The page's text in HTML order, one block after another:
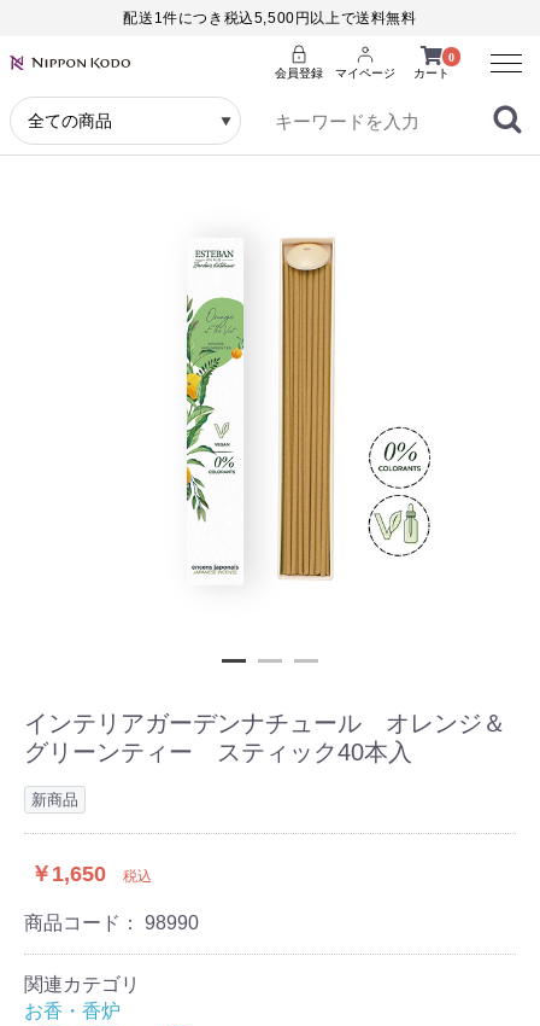
配送1件につき税込5,500円以上で送料無料
0
カート
会員登録 マイページ
Menu
インテリアガーデンナチュール オレンジ＆
グリーンティー スティック40本入
新商品
￥1,650 税込
商品コード： 98990
関連カテゴリ
お香・香炉